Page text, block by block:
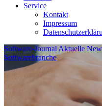
Service
Kontakt
Impressum
Software-Journal Aktuelle
Softwarebranche